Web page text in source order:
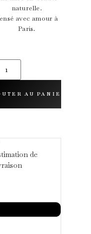
naturelle.
avec amour à
Paris.
AU PANIER
de